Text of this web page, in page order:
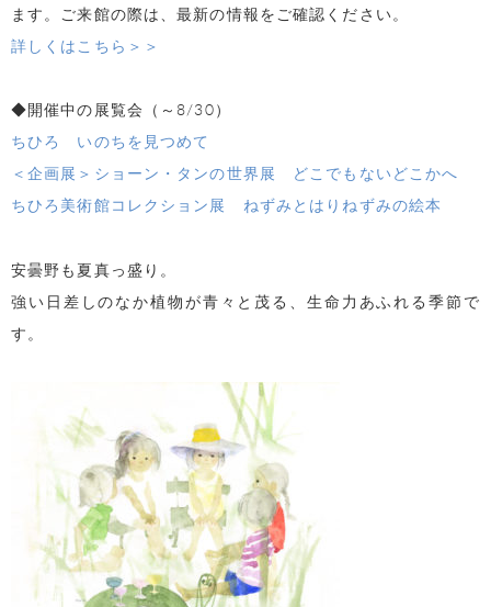
ます。ご来館の際は、最新の情報をご確認ください。
詳しくはこちら＞＞
◆開催中の展覧会（～8/30）
ちひろ いのちを見つめて
＜企画展＞ショーン・タンの世界展 どこでもないどこかへ
ちひろ美術館コレクション展 ねずみとはりねずみの絵本
安曇野も夏真っ盛り。
強い日差しのなか植物が青々と茂る、生命力あふれる季節で
す。